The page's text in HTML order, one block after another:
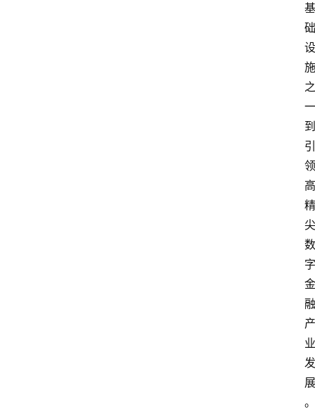
基
础
设
施
之
一
到
引
领
高
精
尖
数
字
金
融
产
业
发
展
。